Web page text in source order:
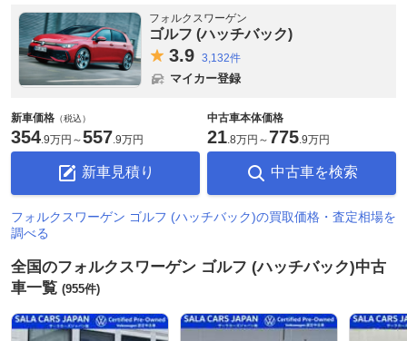
フォルクスワーゲン
ゴルフ (ハッチバック)
3.9 3,132件
マイカー登録
新車価格 （税込）
354 9万円 ～557 9万円
新車見積り
中古車本体価格
21 8万円 ～775 9万円
中古車を検索
フォルクスワーゲン ゴルフ (ハッチバック)の買取価格・査定相場を
調べる
全国のフォルクスワーゲン ゴルフ (ハッチバック)中古
車一覧 (955件)